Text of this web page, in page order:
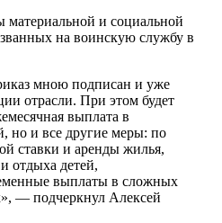
материальной и социальной
на воинскую службу в
мною подписан и уже
отрасли. При этом будет
выплата в
но и все другие меры: по
ставки и аренды жилья,
отдыха детей,
выплаты в сложных
— подчеркнул Алексей